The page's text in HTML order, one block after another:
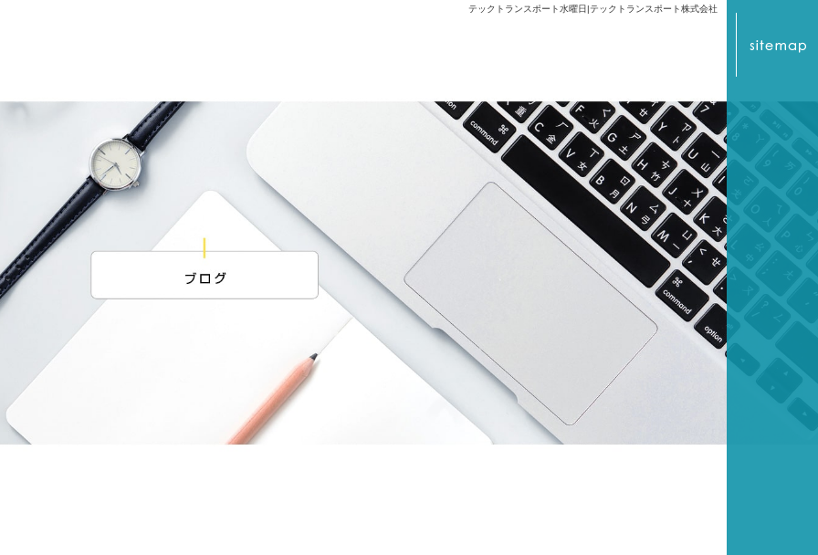
テックトランスポート水曜日|テックトランスポート株式会社